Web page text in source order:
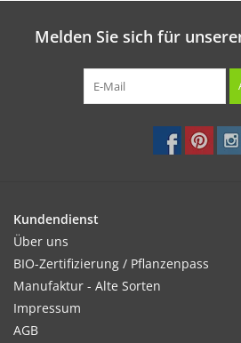
Melden Sie sich für
Kundendienst
Über uns
BIO-Zertifizierung / Pflanzenpass
Manufaktur - Alte Sorten
Impressum
AGB